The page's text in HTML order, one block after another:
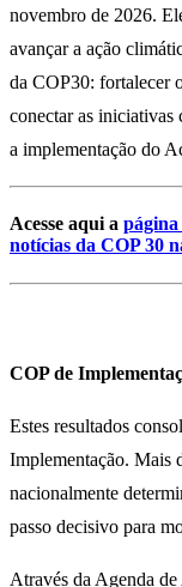
novembro de 2026.
avançar a ação
da COP30: fortalecer
conectar as iniciativas
a implementação do
Acesse aqui a
notícias da COP 30
COP de
Estes resultados
Implementação. Mais
nacionalmente
passo decisivo para
Através da Agenda